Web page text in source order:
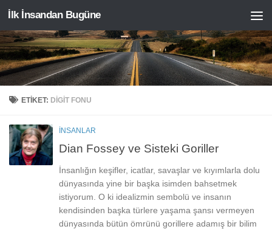
Skip to content
İlk İnsandan Bugüne
ETIKET: DIGIT FONU
İNSANLAR
Dian Fossey ve Sisteki Goriller
İnsanlığın keşifler, icatlar, savaşlar ve kıyımlarla dolu
dünyasında yine bir başka isimden bahsetmek
istiyorum. O ki idealizmin sembolü ve insanın
kendisinden başka türlere yaşama şansı vermeyen
dünyasında bütün ömrünü gorillere adamış bir bilim